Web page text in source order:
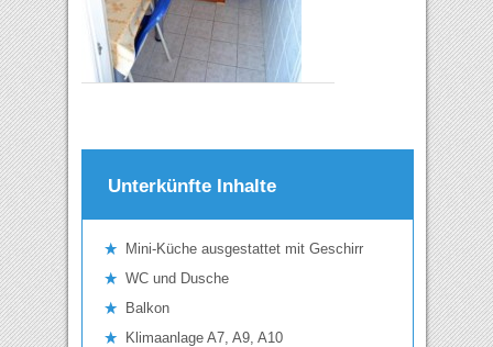
Unterkünfte Inhalte
Mini-Küche ausgestattet mit Geschirr
WC und Dusche
Balkon
Klimaanlage A7, A9, A10